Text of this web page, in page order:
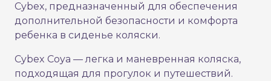
Cybex, предназначенный для обеспечения
дополнительной безопасности и комфорта
ребенка в сиденье коляски.
Cybex Coya — легка и маневренная коляска,
подходящая для прогулок и путешествий.